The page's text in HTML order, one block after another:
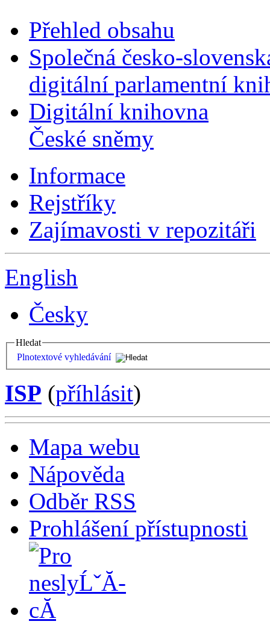
Přehled obsahu
Společná česko-
digitální parlamentní
Digitální knihovna
České sněmy
Informace
Rejstříky
Zajímavosti v repozitáři
English
Česky
Hledat
Plnotextové vyhledávání
ISP (příhlásit)
Mapa webu
Nápověda
Odběr RSS
Prohlášení přístupnosti